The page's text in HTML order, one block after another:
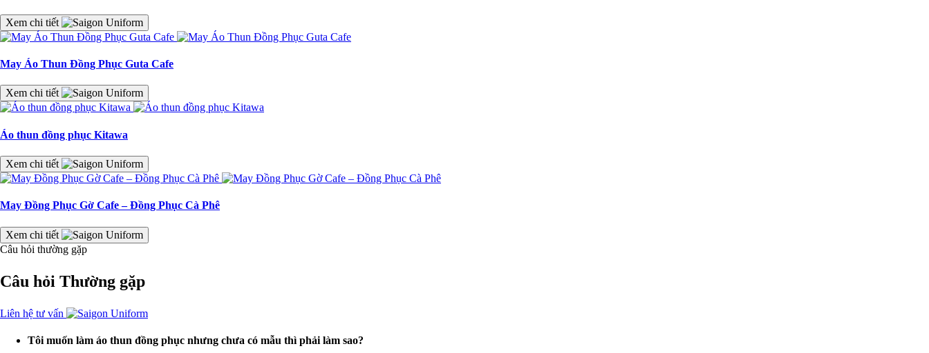
Xem chi tiết
May Áo Thun Đồng Phục Guta Cafe
Xem chi tiết
Áo thun đồng phục Kitawa
Xem chi tiết
May Đồng Phục Gờ Cafe – Đồng Phục Cà Phê
Xem chi tiết
Câu hỏi thường gặp
Câu hỏi Thường gặp
Liên hệ tư vấn
Tôi muốn làm áo thun đồng phục nhưng chưa có mẫu thì phải làm sao?